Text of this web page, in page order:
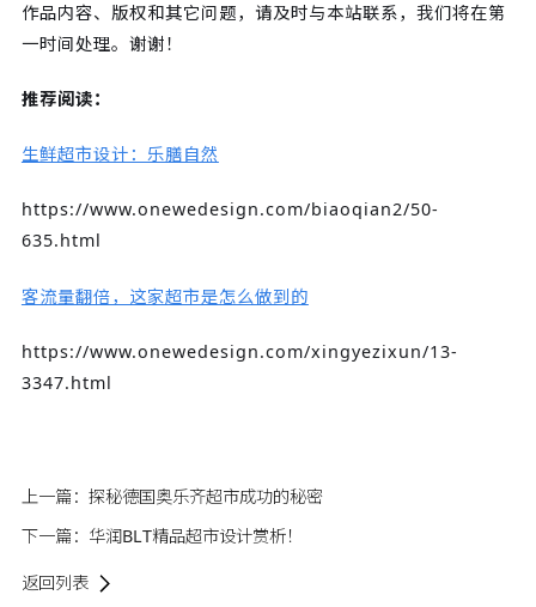
作品内容、版权和其它问题，请及时与本站联系，我们将在第
一时间处理。谢谢！
推荐阅读：
生鲜超市设计：乐膳自然
https://www.onewedesign.com/biaoqian2/50-
635.html
客流量翻倍，这家超市是怎么做到的
https://www.onewedesign.com/xingyezixun/13-
3347.html
上一篇： 探秘德国奥乐齐超市成功的秘密
下一篇： 华润BLT精品超市设计赏析！
返回列表